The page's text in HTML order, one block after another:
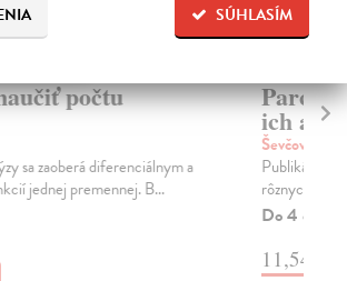
SÚHLASÍM
diferenciálne rovnice a
čitateľovi základné metódy riešenia
diferenciálnych rovn...